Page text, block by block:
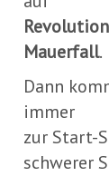
Mauerfall.
Dann
immer
zur Start-
schwerer